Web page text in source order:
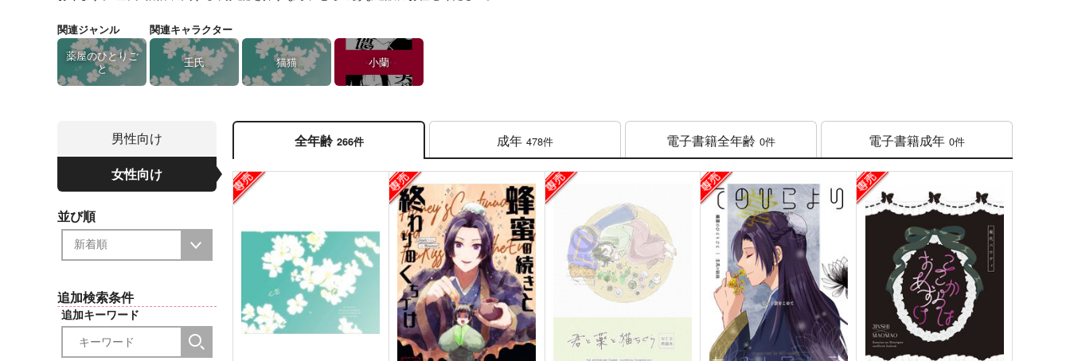
関連ジャンル
薬屋のひとりご
と
関連キャラクター
壬氏 猫猫 小蘭
男性向け
女性向け
並び順
追加検索条件
追加キーワード
全年齢 266件 成年 478件 電子書籍全年齢 0件 電子書籍成年 0件